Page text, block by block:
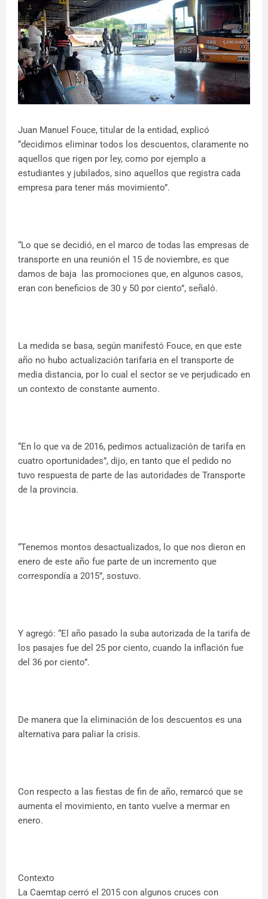
Juan Manuel Fouce, titular de la entidad, explicó
“decidimos eliminar todos los descuentos, claramente no
aquellos que rigen por ley, como por ejemplo a
estudiantes y jubilados, sino aquellos que registra cada
empresa para tener más movimiento”.
“Lo que se decidió, en el marco de todas las empresas de
transporte en una reunión el 15 de noviembre, es que
damos de baja las promociones que, en algunos casos,
eran con beneficios de 30 y 50 por ciento”, señaló.
La medida se basa, según manifestó Fouce, en que este
año no hubo actualización tarifaria en el transporte de
media distancia, por lo cual el sector se ve perjudicado en
un contexto de constante aumento.
“En lo que va de 2016, pedimos actualización de tarifa en
cuatro oportunidades”, dijo, en tanto que el pedido no
tuvo respuesta de parte de las autoridades de Transporte
de la provincia.
“Tenemos montos desactualizados, lo que nos dieron en
enero de este año fue parte de un incremento que
correspondía a 2015”, sostuvo.
Y agregó: “El año pasado la suba autorizada de la tarifa de
los pasajes fue del 25 por ciento, cuando la inflación fue
del 36 por ciento”.
De manera que la eliminación de los descuentos es una
alternativa para paliar la crisis.
Con respecto a las fiestas de fin de año, remarcó que se
aumenta el movimiento, en tanto vuelve a mermar en
enero.
Contexto
La Caemtap cerró el 2015 con algunos cruces con